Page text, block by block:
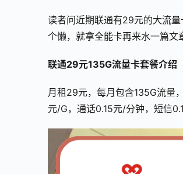
读者问近期联通有29元的大流
个懒，就拿全能卡再来水一篇文
联通29元135G流量卡套餐介绍
月租29元，每月包含135G流量
元/G，通话0.15元/分钟，短信